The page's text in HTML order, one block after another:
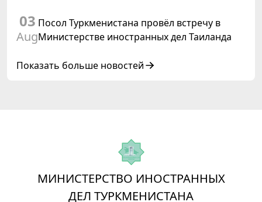
03
Aug
Посол Туркменистана провёл встречу в
Министерстве иностранных дел Таиланда
Показать больше новостей
МИНИСТЕРСТВО ИНОСТРАННЫХ
ДЕЛ ТУРКМЕНИСТАНА